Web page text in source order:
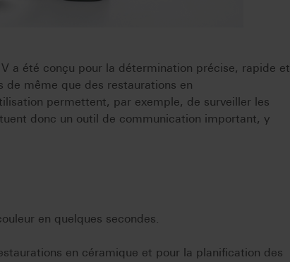
a été conçu pour la détermination précise, rapide et
même que des restaurations en
permettent, par exemple, de surveiller les
donc un outil de communication important, y
en quelques secondes.
en céramique et pour la planification des